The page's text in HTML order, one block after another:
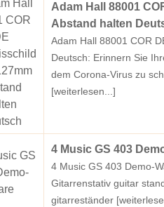
Adam Hall 88001
Abstand halten
Adam Hall 88001 COR
Deutsch: Erinnern Sie
dem Corona-Virus zu
[weiterlesen...]
4 Music GS 403
4 Music GS 403 Demo-
Gitarrenstativ guitar
gitarreständer